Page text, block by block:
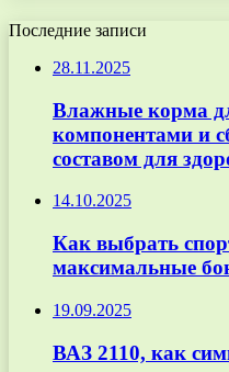
Последние записи
28.11.2025
Влажные корма
компонентами и
составом для
14.10.2025
Как выбрать
максимальные
19.09.2025
ВАЗ 2110, как